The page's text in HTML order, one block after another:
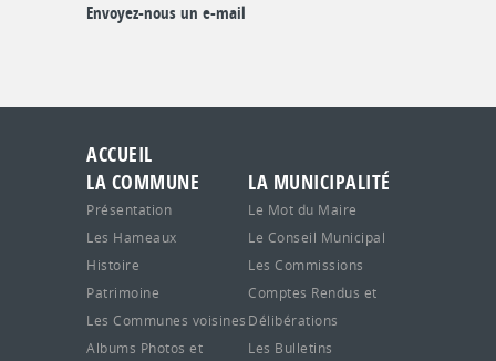
Envoyez-nous un e-mail
ACCUEIL
LA COMMUNE
Présentation
Les Hameaux
Histoire
Patrimoine
Les Communes voisines
Albums Photos et
LA MUNICIPALITÉ
Le Mot du Maire
Le Conseil Municipal
Les Commissions
Comptes Rendus et
Délibérations
Les Bulletins